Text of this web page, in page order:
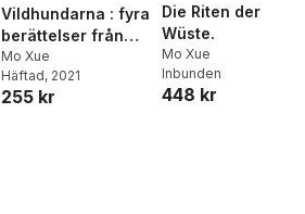
Vildhundarna : fyra
berättelser från
öknen
Mo Xue
Häftad, 2021
255 kr
Die Riten der
Wüste.
Mo Xue
Inbunden
448 kr